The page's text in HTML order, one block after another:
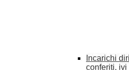
Incarichi
conferiti,